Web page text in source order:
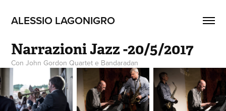
ALESSIO LAGONIGRO
Narrazioni Jazz -20/5/2017
Con John Gordon Quartet e Bandaradan